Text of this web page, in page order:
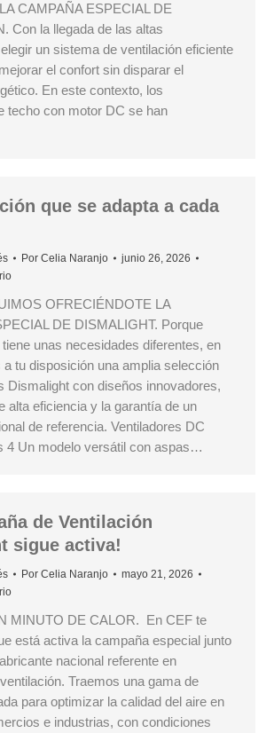
CAMPAÑA ESPECIAL DE
Con la llegada de las altas
un sistema de ventilación eficiente
el confort sin disparar el
En este contexto, los
techo con motor DC se han
que se adapta a cada
Por Celia Naranjo
junio 26, 2026
OFRECIÉNDOTE LA
DE DISMALIGHT. Porque
unas necesidades diferentes, en
tu disposición una amplia selección
Dismalight con diseños innovadores,
alta eficiencia y la garantía de un
de referencia. Ventiladores DC
4 Un modelo versátil con aspas…
de Ventilación
sigue activa!
Por Celia Naranjo
mayo 21, 2026
MINUTO DE CALOR. En CEF te
está activa la campaña especial junto
nacional referente en
Traemos una gama de
para optimizar la calidad del aire en
e industrias, con condiciones